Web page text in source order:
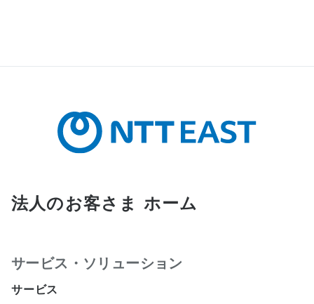
に用いる場合にダウンロードしたり、印刷したりす
ることができます。 本サイトの電子取扱説明書には
印刷できないものもあります。あらかじめご了承下
本サイトは予告なく中止または内容を変更する場合
こうとした場合、ファイルによっては正しく表示さ
ファイルを開いてください。 該当する取扱説明書フ
法人のお客さま ホーム
サービス・ソリューション
サービス